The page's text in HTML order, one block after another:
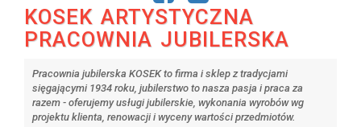
KOSEK ARTYSTYCZNA
PRACOWNIA JUBILERSKA
Pracownia jubilerska KOSEK to firma i sklep z tradycjami
sięgającymi 1934 roku, jubilerstwo to nasza pasja i praca za
razem - oferujemy usługi jubilerskie, wykonania wyrobów wg
projektu klienta, renowacji i wyceny wartości przedmiotów.